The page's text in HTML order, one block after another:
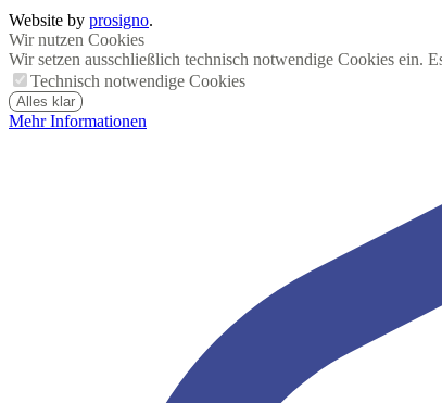
Website by prosigno.
Wir nutzen Cookies
Wir setzen ausschließlich technisch notwendige Cookies ein.
Technisch notwendige Cookies
Alles klar
Mehr Informationen